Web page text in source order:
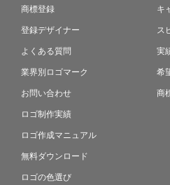
商標登録
登録デザイナー
よくある質問
業界別ロゴマーク
お問い合わせ
ロゴ制作実績
ロゴ作成マニュアル
無料ダウンロード
ロゴの色選び
キ
ス
実
希
商